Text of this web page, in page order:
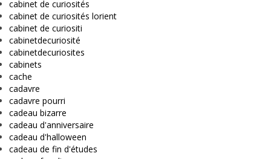
cabinet de curiosités
cabinet de curiosités lorient
cabinet de curiositi
cabinetdecuriosité
cabinetdecuriosites
cabinets
cache
cadavre
cadavre pourri
cadeau bizarre
cadeau d'anniversaire
cadeau d'halloween
cadeau de fin d'études